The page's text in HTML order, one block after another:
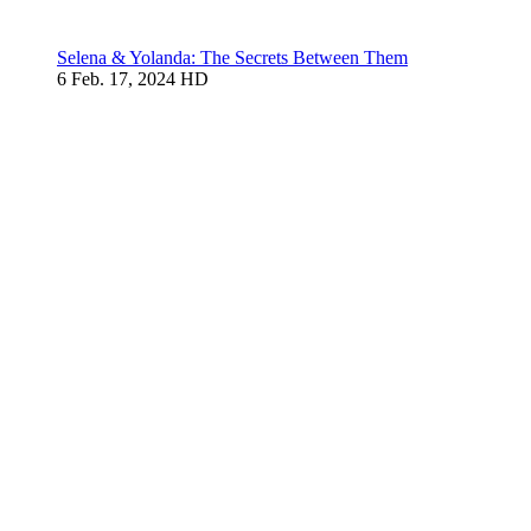
Selena & Yolanda: The Secrets Between Them
6 Feb. 17, 2024 HD